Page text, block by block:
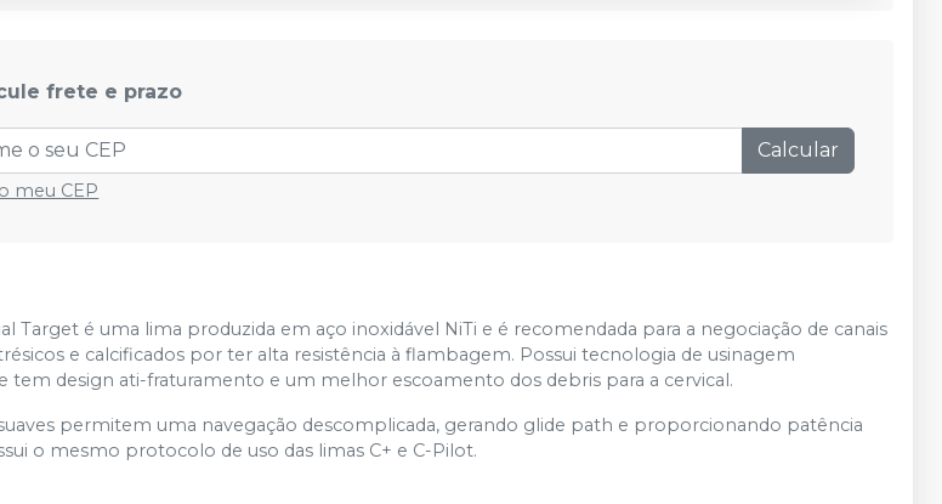
frete e prazo
Calcular
meu CEP
Target é uma lima produzida em aço inoxidável NiTi e é recomendada para a negociação de canais
e calcificados por ter alta resistência à flambagem. Possui tecnologia de usinagem
tem design ati-fraturamento e um melhor escoamento dos debris para a cervical.
permitem uma navegação descomplicada, gerando glide path e proporcionando patência
o mesmo protocolo de uso das limas C+ e C-Pilot.